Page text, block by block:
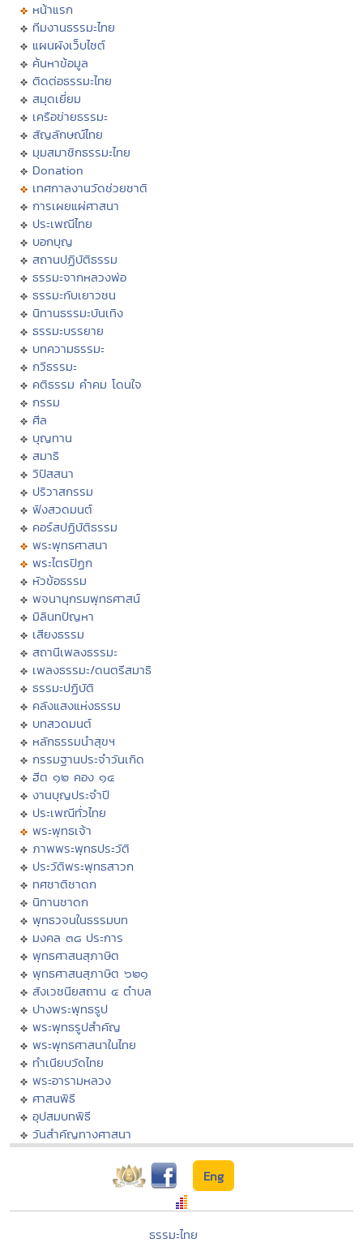
หน้าแรก
ทีมงานธรรมะไทย
แผนผังเว็บไซต์
ค้นหาข้อมูล
ติดต่อธรรมะไทย
สมุดเยี่ยม
เครือข่ายธรรมะ
สัญลักษณ์ไทย
มุมสมาชิกธรรมะไทย
Donation
เทศกาลงานวัดช่วยชาติ
การเผยแผ่ศาสนา
ประเพณีไทย
บอกบุญ
สถานปฏิบัติธรรม
ธรรมะจากหลวงพ่อ
ธรรมะกับเยาวชน
นิทานธรรมะบันเทิง
ธรรมะบรรยาย
บทความธรรมะ
กวีธรรมะ
คติธรรม คำคม โดนใจ
กรรม
ศีล
บุญทาน
สมาธิ
วิปัสสนา
ปริวาสกรรม
ฟังสวดมนต์
คอร์สปฏิบัติธรรม
พระพุทธศาสนา
พระไตรปิฏก
หัวข้อธรรม
พจนานุกรมพุทธศาสน์
มิลินทปัญหา
เสียงธรรม
สถานีเพลงธรรมะ
เพลงธรรมะ/ดนตรีสมาธิ
ธรรมะปฏิบัติ
คลังแสงแห่งธรรม
บทสวดมนต์
หลักธรรมนำสุขฯ
กรรมฐานประจำวันเกิด
ฮีต ๑๒ คอง ๑๔
งานบุญประจำปี
ประเพณีทั่วไทย
พระพุทธเจ้า
ภาพพระพุทธประวัติ
ประวัติพระพุทธสาวก
ทศชาติชาดก
นิทานชาดก
พุทธวจนในธรรมบท
มงคล ๓๘ ประการ
พุทธศาสนสุภาษิต
พุทธศาสนสุภาษิต ๖๒๑
สังเวชนียสถาน ๔ ตำบล
ปางพระพุทธรูป
พระพุทธรูปสำคัญ
พระพุทธศาสนาในไทย
ทำเนียบวัดไทย
พระอารามหลวง
ศาสนพิธี
อุปสมบทพิธี
วันสำคัญทางศาสนา
Eng
ธรรมะไทย